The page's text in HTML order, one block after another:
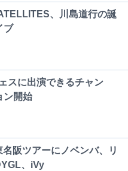
、川島道行の誕
ブ
スに出演できるチャン
ン開始
阪ツアーにノベンバ、リ
、iVy